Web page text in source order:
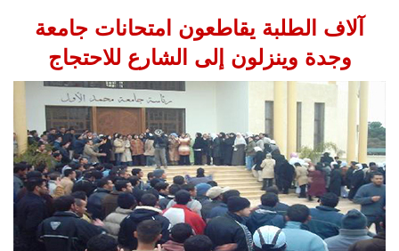
آلاف الطلبة يقاطعون امتحانات جامعة
وجدة وينزلون إلى الشارع للاحتجاج